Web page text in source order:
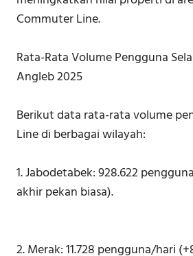
Commuter Line.
Rata-Rata Volume Pengguna
Angleb 2025
Berikut data rata-rata volume
Line di berbagai wilayah:
1. Jabodetabek: 928.622
akhir pekan biasa).
2. Merak: 11.728 pengguna/hari